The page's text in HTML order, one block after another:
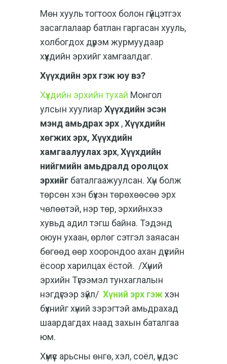
Мөн хууль тогтоох болон гүйцэтгэх
засаглалаар батлан гаргасан хууль,
холбогдох дүрэм журмуудаар
хүүхдийн эрхийг хамгаалдаг.
Хүүхдийн эрх гэж юу вэ?
Хүүхдийн эрхийн тухай Монгол
улсын хуулиар Хүүхдийн эсэн
мэнд амьдрах эрх ,Хүүхдийн
хөгжих эрх, Хүүхдийн
хамгаалуулах эрх,Хүүхдийн
нийгмийн амьдралд оролцох
эрхийг баталгаажуулсан. Хүн болж
төрсөн хэн бүхэнтөрөхөөсөө эрх
чөлөөтэй, нэр төр, эрхийнхээ
хувьд адил тэгш байна. Тэдэнд
оюун ухаан, өрлөг сэтгэл заяасан
бөгөөд өөр хоорондоо ахан дүүсийн
ёсоор харилцах ёстой. /Хүний
эрхийн Түгээмэл тунхаглалын
нэгдүгээр зүйл/ Хүний эрх гэжхэн
бүхнийг хүний зэрэгтэй амьдрахад
шаардагдах наад захын баталгаа
юм.
Хүмүүс арьсны өнгө, хэл, соёл, үндэс